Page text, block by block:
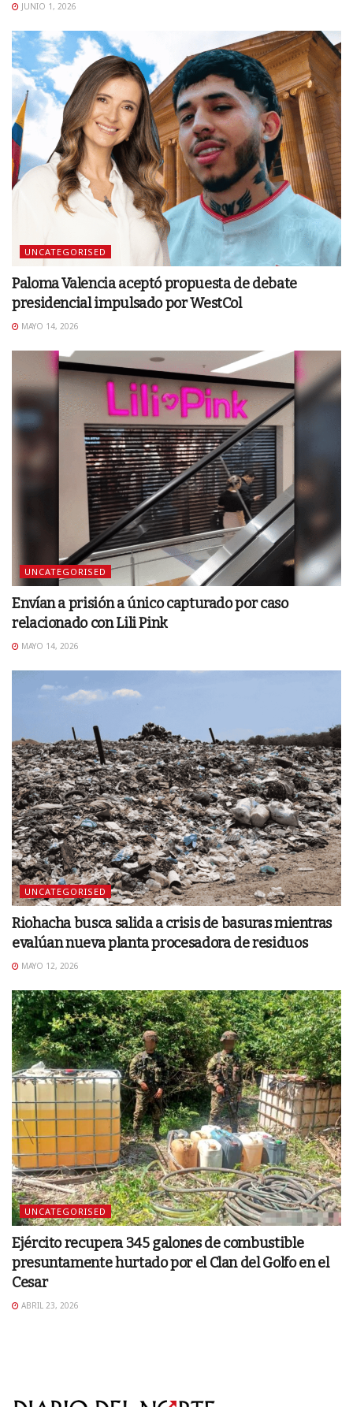
JUNIO 1, 2026
UNCATEGORISED
Paloma Valencia aceptó propuesta de debate
presidencial impulsado por WestCol
MAYO 14, 2026
UNCATEGORISED
Envían a prisión a único capturado por caso
relacionado con Lili Pink
MAYO 14, 2026
UNCATEGORISED
Riohacha busca salida a crisis de basuras mientras
evalúan nueva planta procesadora de residuos
MAYO 12, 2026
UNCATEGORISED
Ejército recupera 345 galones de combustible
presuntamente hurtado por el Clan del Golfo en el
Cesar
ABRIL 23, 2026